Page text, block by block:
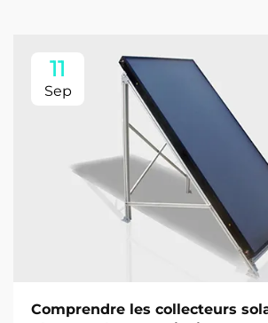
11
Sep
Comprendre les collecteurs